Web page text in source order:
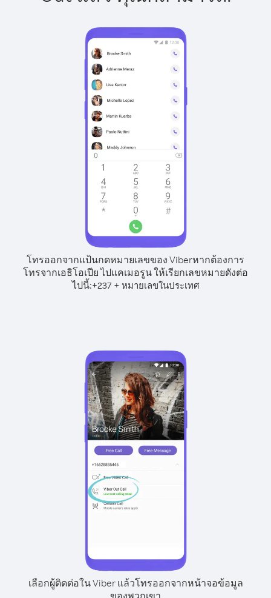
โทรออกจากแป้นกดหมายเลขของ Viberหากต้องการ
โทรจากเอธิโอเปีย ไปแคเมอรูน ให้เรียกเลขหมายดังต่อ
ไปนี้:+237+ หมายเลขในประเทศ
เลือกผู้ติดต่อใน Viber แล้วโทรออกจากหน้าจอข้อมูล
ของพวกเขา